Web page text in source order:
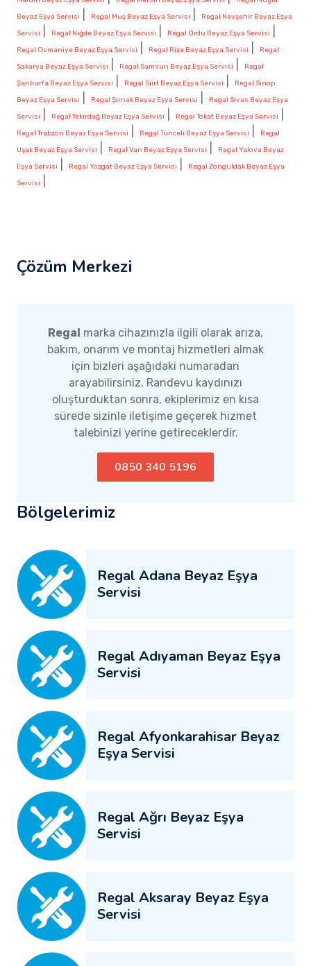
Beyaz Eşya Servisi
Regal Muş Beyaz Eşya Servisi
Regal Nevşehir Beyaz Eşya
Servisi
Regal Niğde Beyaz Eşya Servisi Regal Ordu Beyaz Eşya Servisi
Regal Osmaniye Beyaz Eşya Servisi Regal Rize Beyaz Eşya Servisi
Regal
Sakarya Beyaz Eşya Servisi
Regal Samsun Beyaz Eşya Servisi
Regal
Şanlıurfa Beyaz Eşya Servisi
Regal Siirt Beyaz Eşya Servisi
Regal Sinop
Beyaz Eşya Servisi
Regal Şırnak Beyaz Eşya Servisi
Regal Sivas Beyaz Eşya
Servisi
Regal Tekirdağ Beyaz Eşya Servisi Regal Tokat Beyaz Eşya Servisi
Regal Trabzon Beyaz Eşya Servisi Regal Tunceli Beyaz Eşya Servisi
Regal
Uşak Beyaz Eşya Servisi
Regal Van Beyaz Eşya Servisi
Regal Yalova Beyaz
Eşya Servisi
Regal Yozgat Beyaz Eşya Servisi
Regal Zonguldak Beyaz Eşya
Servisi
Çözüm Merkezi
Regal marka cihazınızla ilgili olarak arıza,
bakım, onarım ve montaj hizmetleri almak
için bizleri aşağıdaki numaradan
arayabilirsiniz. Randevu kaydınızı
oluşturduktan sonra, ekiplerimiz en kısa
sürede sizinle iletişime geçerek hizmet
talebinizi yerine getireceklerdir.
0850 340 5196
Bölgelerimiz
Regal Adana Beyaz Eşya
Servisi
Regal Adıyaman Beyaz Eşya
Servisi
Regal Afyonkarahisar Beyaz
Eşya Servisi
Regal Ağrı Beyaz Eşya
Servisi
Regal Aksaray Beyaz Eşya
Servisi